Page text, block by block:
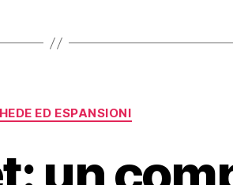
un
Categorie
ED ESPANSIONI